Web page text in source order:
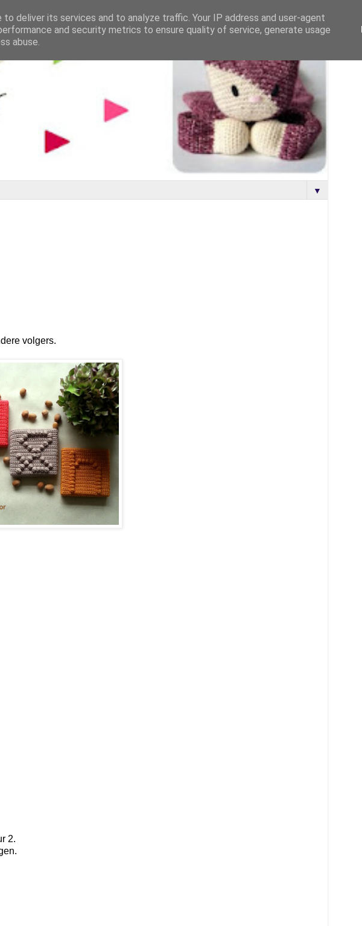
▼
volgers.
2.
deliver its services and to analyze traffic. Your IP address and user-agent
and security metrics to ensure quality of service, generate usage
abuse.